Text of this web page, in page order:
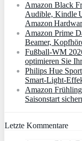
Amazon Black
Audible, Kindle
Amazon
Amazon Prime
Beamer,
Fußball-WM
optimieren Sie
Philips Hue
Amazon
Saisonstart
Letzte Kommentare